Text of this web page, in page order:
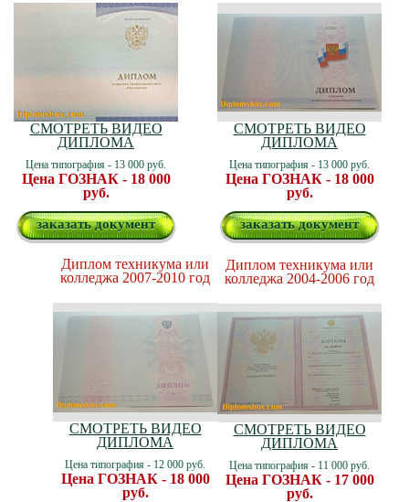
СМОТРЕТЬ ВИДЕО
ДИПЛОМА
Цена типография - 13 000 руб.
Цена ГОЗНАК - 18 000
руб.
заказать документ
СМОТРЕТЬ ВИДЕО
ДИПЛОМА
Цена типография - 13 000 руб.
Цена ГОЗНАК - 18 000
руб.
заказать документ
Диплом техникума или
колледжа 2007-2010 год
СМОТРЕТЬ ВИДЕО
ДИПЛОМА
Цена типография - 12 000 руб.
Цена ГОЗНАК - 18 000
руб.
Диплом техникума или
колледжа 2004-2006 год
СМОТРЕТЬ ВИДЕО
ДИПЛОМА
Цена типография - 11 000 руб.
Цена ГОЗНАК - 17 000
руб.